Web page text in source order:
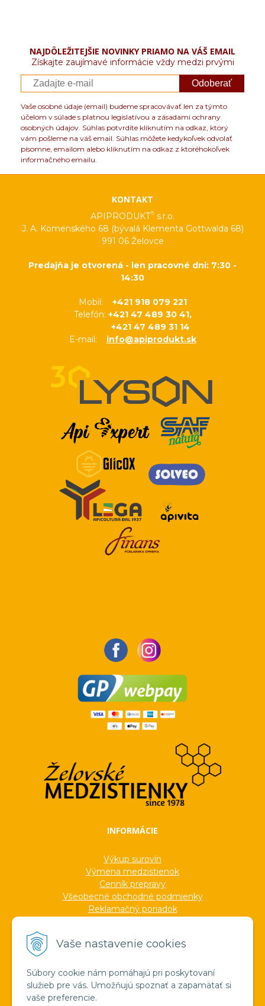
Vaše nastavenie cookies
Súbory cookie nám pomáhajú pri poskytovaní
služieb pre vás. Umožňujú spoznať a zapamätať si
vaše preferencie.
NAJDÔLEŽITEJŠIE NOVINKY PRIAMO NA VÁŠ EMAIL
Získajte zaujímavé informácie vždy medzi prvými
Odoberať
Vaše osobné údaje (email) budeme spracovávať len za týmto
účelom v súlade s platnou legislatívou a zásadami ochrany
osobných údajov. Súhlas potvrdíte kliknutím na odkaz, ktorý
vám pošleme na váš email. Súhlas môžete kedykoľvek odvolať
písomne, emailom alebo kliknutím na odkaz z ktoréhokoľvek
informačného emailu.
KONTAKT
APIPRODUKT® s.r.o.
J. A. Komenského 68 (bývalá Klementa Gottwalda 68)
991 06 Želovce
Predajňa je otvorená - len pracovné dni: 7:30 -
14:30
Mobil: +421 918 079 221
Telefón: +421 47 489 30 41,
+421 47 489 31 14
E-mail: info@apiprodukt.sk
INFORMÁCIE
Výkup surovín
Výmena medzistienok
Cenník prepravy
Všeobecné obchodné podmienky
Reklamačný poriadok
Formuláre
Ocenenia
Veľkoobchod
Verejné obstarávanie